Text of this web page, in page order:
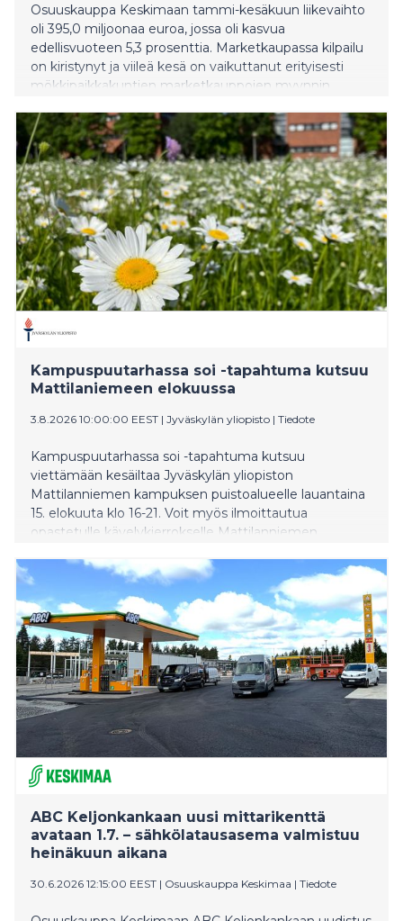
Osuuskauppa Keskimaan tammi-kesäkuun liikevaihto
oli 395,0 miljoonaa euroa, jossa oli kasvua
edellisvuoteen 5,3 prosenttia. Marketkaupassa kilpailu
on kiristynyt ja viileä kesä on vaikuttanut erityisesti
mökkipaikkakuntien marketkauppojen myynnin
vähemmän liikenteessä.
Kampuspuutarhassa soi -tapahtuma kutsuu
Mattilaniemeen elokuussa
3.8.2026 10:00:00 EEST | Jyväskylän yliopisto | Tiedote
Kampuspuutarhassa soi -tapahtuma kutsuu
viettämään kesäiltaa Jyväskylän yliopiston
Mattilanniemen kampuksen puistoalueelle lauantaina
15. elokuuta klo 16-21. Voit myös ilmoittautua
opastetulle kävelykierrokselle Mattilanniemen
ABC Keljonkankaan uusi mittarikenttä
avataan 1.7. – sähkölatausasema valmistuu
heinäkuun aikana
30.6.2026 12:15:00 EEST | Osuuskauppa Keskimaa | Tiedote